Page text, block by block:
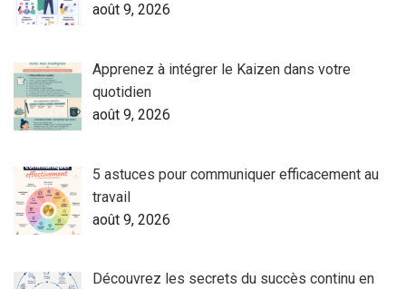
août 9, 2026
Apprenez à intégrer le Kaizen dans votre
quotidien
août 9, 2026
5 astuces pour communiquer efficacement au
travail
août 9, 2026
Découvrez les secrets du succès continu en